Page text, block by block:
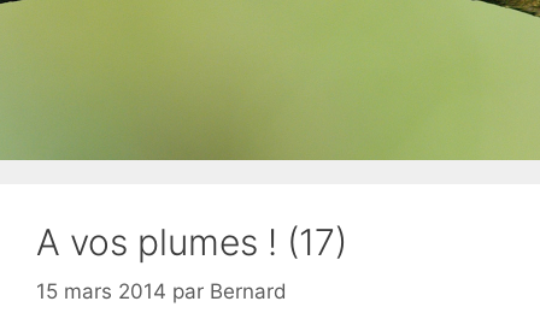
A vos plumes ! (17)
15 mars 2014 par Bernard